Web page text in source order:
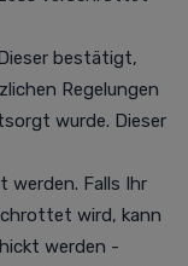
bestätigt,
Regelungen
wurde. Dieser
Falls Ihr
wird, kann
werden -